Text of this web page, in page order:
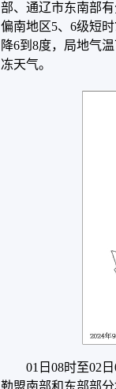
部、通辽市东南部
偏南地区5、6级短
降6到8度，局地气
冻天气。
01日08时至02
勒盟南部和东部部